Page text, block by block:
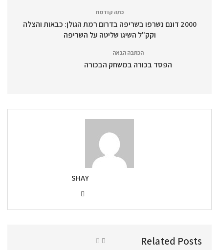
כתה קודמת
2000 דונם נשרפו בשריפה בדרום רמת הגולן: כבאות והצלה
וקק"ל השיגו שליטה על השריפה
הכתבה הבאה
הפסד בכורה במשחק הבכורה
SHAY
Related Posts